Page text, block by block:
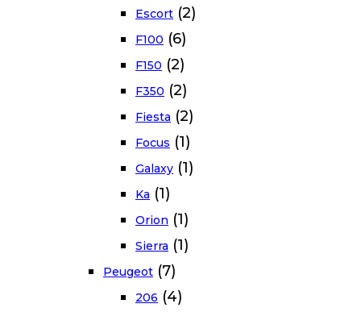
Escort (2)
F100 (6)
F150 (2)
F350 (2)
Fiesta (2)
Focus (1)
Galaxy (1)
Ka (1)
Orion (1)
Sierra (1)
Peugeot (7)
206 (4)